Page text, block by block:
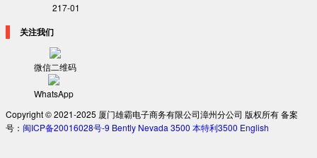
217-01
关注我们
微信二维码
WhatsApp
Copyright © 2021-2025 厦门雄霸电子商务有限公司漳州分公司 版权所有 备案
号： 闽ICP备20016028号-9 Bently Nevada 3500 本特利3500 English